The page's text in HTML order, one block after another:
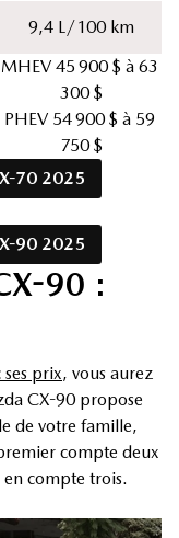
9,4 L/100 km
MHEV 45 900 $ à 63
300 $
PHEV 54 900 $ à 59
750 $
70 2025
90 2025
90 :
ses prix, vous aurez
CX-90 propose
de votre famille,
compte deux
en compte trois.